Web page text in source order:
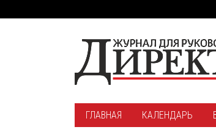
ГЛАВНАЯ КАЛЕНДАРЬ